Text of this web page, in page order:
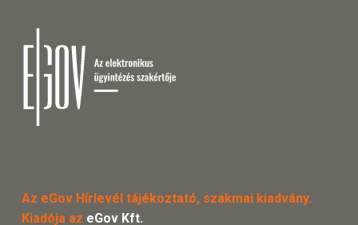
Az eGov Hírlevél tájékoztató, szakmai kiadvány.
Kiadója az eGov Kft.